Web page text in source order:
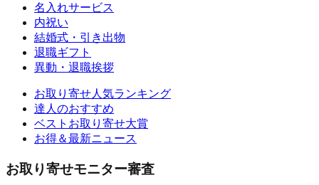
名入れサービス
内祝い
結婚式・引き出物
退職ギフト
異動・退職挨拶
お取り寄せ人気ランキング
達人のおすすめ
ベストお取り寄せ大賞
お得＆最新ニュース
お取り寄せモニター審査